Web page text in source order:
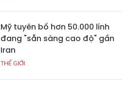
Mỹ tuyên bố hơn 50.000 lính
đang "sẵn sàng cao độ" gần
Iran
THẾ GIỚI